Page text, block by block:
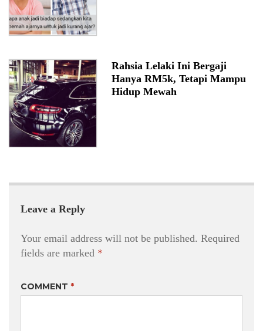
Rahsia Lelaki Ini Bergaji
Hanya RM5k, Tetapi Mampu
Hidup Mewah
Leave a Reply
Your email address will not be published. Required
fields are marked *
COMMENT *